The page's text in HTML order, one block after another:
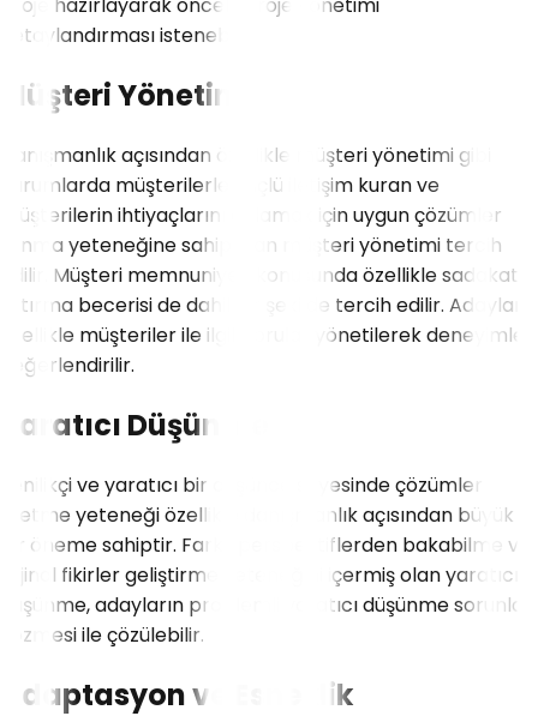
proje hazırlayarak önceki proje yönetimi
detaylandırması istenebilir.
Müşteri Yönetimi
Danışmanlık açısından özellikle müşteri yönetimi gibi
durumlarda müşterilerle güçlü iletişim kuran ve
müşterilerin ihtiyaçlarını anlamak için uygun çözümler
sunma yeteneğine sahip olan müşteri yönetimi tercih
edilir. Müşteri memnuniyeti konusunda özellikle sadakatini
artırma becerisi de dahil bir şekilde tercih edilir. Adaylara
özellikle müşteriler ile ilgili sorular yönetilerek deneyimler
değerlendirilir.
Yaratıcı Düşünme
Yenilikçi ve yaratıcı bir düşünce sayesinde çözümler
üretme yeteneği özellikle danışmanlık açısından büyük
bir öneme sahiptir. Farklı perspektiflerden bakabilme ve
orjinal fikirler geliştirme yeteneğini içermiş olan yaratıcı
düşünme, adayların problemli yaratıcı düşünme sorunları
çözmesi ile çözülebilir.
Adaptasyon ve Esneklik